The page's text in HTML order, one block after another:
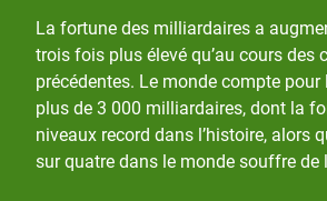
La fortune des milliardaires a
trois fois plus élevé qu’au cours des
précédentes. Le monde compte
plus de 3 000 milliardaires, dont la
niveaux record dans l’histoire, alors
sur quatre dans le monde souffre de